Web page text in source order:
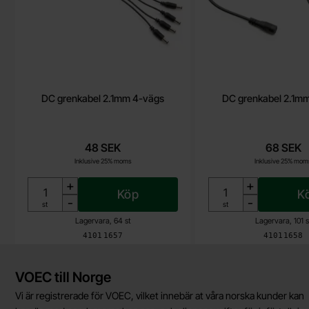
DC grenkabel 2.1mm 4-vägs
Art. nr
4101 1657
Lagervara, 64 st
48 SEK
Inklusive 25% moms
Enhet:
st
+
-
Köp
DC grenkabel
Art. nr
4101 1658
Lagervara, 101
68 SEK
Inklusive 25%
Enhet:
st
+
-
Kort allmän information
VOEC till Norge
Vi är registrerade för VOEC, vilket innebär at våra norska kunder kan